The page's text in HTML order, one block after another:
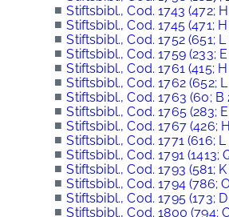
■ Stiftsbibl., Cod. 1743 (472;
■ Stiftsbibl., Cod. 1745 (471;
■ Stiftsbibl., Cod. 1752 (651; L
■ Stiftsbibl., Cod. 1759 (233;
■ Stiftsbibl., Cod. 1761 (415; H
■ Stiftsbibl., Cod. 1762 (652; L
■ Stiftsbibl., Cod. 1763 (60; B
■ Stiftsbibl., Cod. 1765 (283;
■ Stiftsbibl., Cod. 1767 (426;
■ Stiftsbibl., Cod. 1771 (616; L
■ Stiftsbibl., Cod. 1791 (1413;
■ Stiftsbibl., Cod. 1793 (581;
■ Stiftsbibl., Cod. 1794 (786;
■ Stiftsbibl., Cod. 1795 (173; D
■ Stiftsbibl., Cod. 1800 (794;